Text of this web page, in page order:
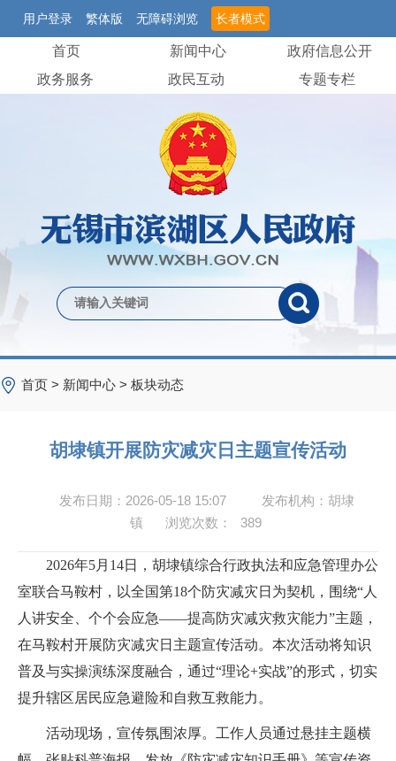
用户登录 繁体版 无障碍浏览 长者模式
首页 新闻中心
政府信息公开
政务服务
政民互动 专题专栏
首页 > 新闻中心 > 板块动态
胡埭镇开展防灾减灾日主题宣传活动
发布日期：2026-05-18 15:07
发布机构：胡埭
镇
浏览次数： 389
2026年5月14日，胡埭镇综合行政执法和应急管理办公
室联合马鞍村，以全国第18个防灾减灾日为契机，围绕“人
人讲安全、个个会应急——提高防灾减灾救灾能力”主题，
在马鞍村开展防灾减灾日主题宣传活动。本次活动将知识
普及与实操演练深度融合，通过“理论+实战”的形式，切实
提升辖区居民应急避险和自救互救能力。
活动现场，宣传氛围浓厚。工作人员通过悬挂主题横